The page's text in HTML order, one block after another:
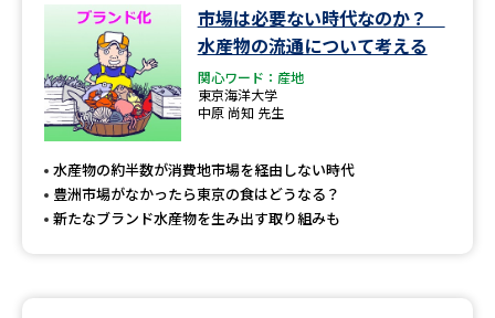
学問のミニ講義「夢ナビ講義」 学問分野解説
学問の教科書 夢ナビライブ
ユーザーサポート
Ｑ＆Ａ よくあるご質問 大学進学IDについて
市場は必要ない時代なのか？
水産物の流通について考える
関心ワード：産地
東京海洋大学
中原 尚知 先生
水産物の約半数が消費地市場を経由しない時代
豊洲市場がなかったら東京の食はどうなる？
新たなブランド水産物を生み出す取り組みも